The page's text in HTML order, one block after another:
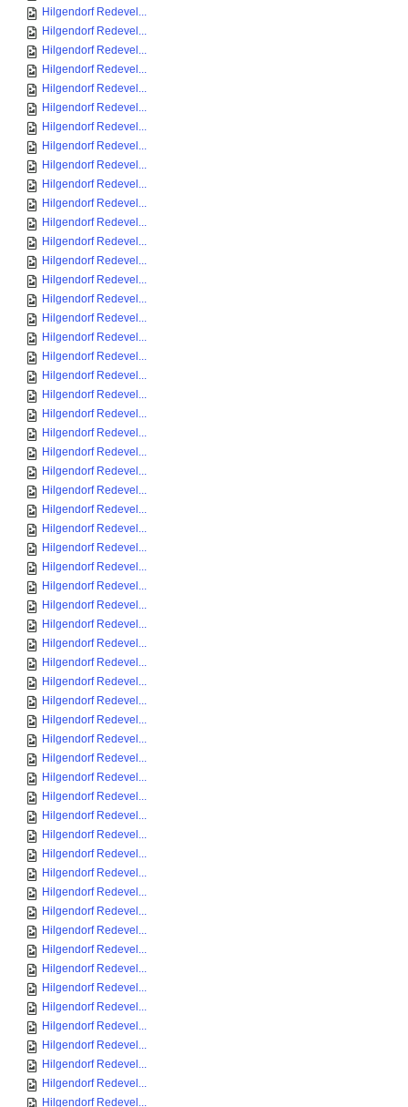
Hilgendorf Redevel...
Hilgendorf Redevel...
Hilgendorf Redevel...
Hilgendorf Redevel...
Hilgendorf Redevel...
Hilgendorf Redevel...
Hilgendorf Redevel...
Hilgendorf Redevel...
Hilgendorf Redevel...
Hilgendorf Redevel...
Hilgendorf Redevel...
Hilgendorf Redevel...
Hilgendorf Redevel...
Hilgendorf Redevel...
Hilgendorf Redevel...
Hilgendorf Redevel...
Hilgendorf Redevel...
Hilgendorf Redevel...
Hilgendorf Redevel...
Hilgendorf Redevel...
Hilgendorf Redevel...
Hilgendorf Redevel...
Hilgendorf Redevel...
Hilgendorf Redevel...
Hilgendorf Redevel...
Hilgendorf Redevel...
Hilgendorf Redevel...
Hilgendorf Redevel...
Hilgendorf Redevel...
Hilgendorf Redevel...
Hilgendorf Redevel...
Hilgendorf Redevel...
Hilgendorf Redevel...
Hilgendorf Redevel...
Hilgendorf Redevel...
Hilgendorf Redevel...
Hilgendorf Redevel...
Hilgendorf Redevel...
Hilgendorf Redevel...
Hilgendorf Redevel...
Hilgendorf Redevel...
Hilgendorf Redevel...
Hilgendorf Redevel...
Hilgendorf Redevel...
Hilgendorf Redevel...
Hilgendorf Redevel...
Hilgendorf Redevel...
Hilgendorf Redevel...
Hilgendorf Redevel...
Hilgendorf Redevel...
Hilgendorf Redevel...
Hilgendorf Redevel...
Hilgendorf Redevel...
Hilgendorf Redevel...
Hilgendorf Redevel...
Hilgendorf Redevel...
Hilgendorf Redevel...
Hilgendorf Redevel...